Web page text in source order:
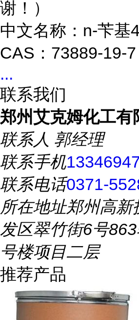
谢！）
中文名称：n-苄基
CAS：73889-19-7
...
联系我们
郑州艾克姆化工有
联系人 郭经理
联系手机
联系电话0371-
所在地址郑州高新
发区翠竹街6号
号楼项目二层
推荐产品